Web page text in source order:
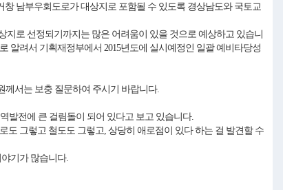
남부우회도로가 대상지로 포함될 수 있도록 경상남도와 국토교
지로 선정되기까지는 많은 어려움이 있을 것으로 예상하고 있습니
알려서 기획재정부에서 2015년도에 실시예정인 일괄 예비타당성
서는 보충 질문하여 주시기 바랍니다.
발전에 큰 걸림돌이 되어 있다고 보고 있습니다.
그렇고 철도도 그렇고, 상당히 애로점이 있다 하는 걸 발견할 수
기가 많습니다.